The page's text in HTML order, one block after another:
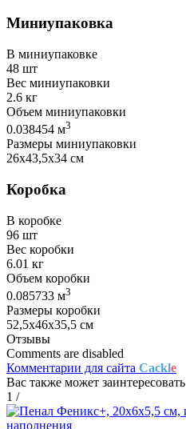
Миниупаковка
В миниупаковке
48 шт
Вес миниупаковки
2.6 кг
Объем миниупаковки
0.038454 м3
Размеры миниупаковки
26х43,5х34 см
Коробка
В коробке
96 шт
Вес коробки
6.01 кг
Объем коробки
0.085733 м3
Размеры коробки
52,5х46х35,5 см
Отзывы
Comments are disabled
Комментарии для сайта Cackle
Вас также может заинтересовать
1 /